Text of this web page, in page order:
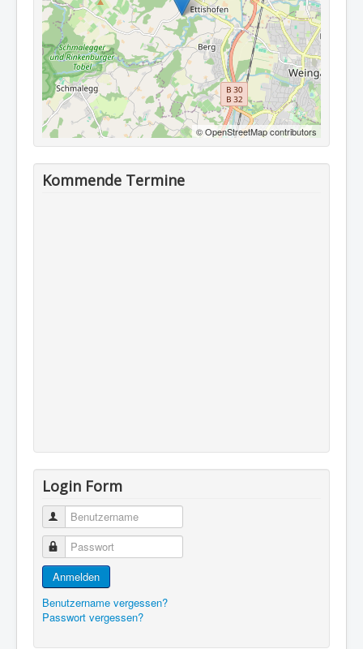
© OpenStreetMap contributors
Kommende Termine
Login Form
Benutzername
Passwort
Anmelden
Benutzername vergessen?
Passwort vergessen?